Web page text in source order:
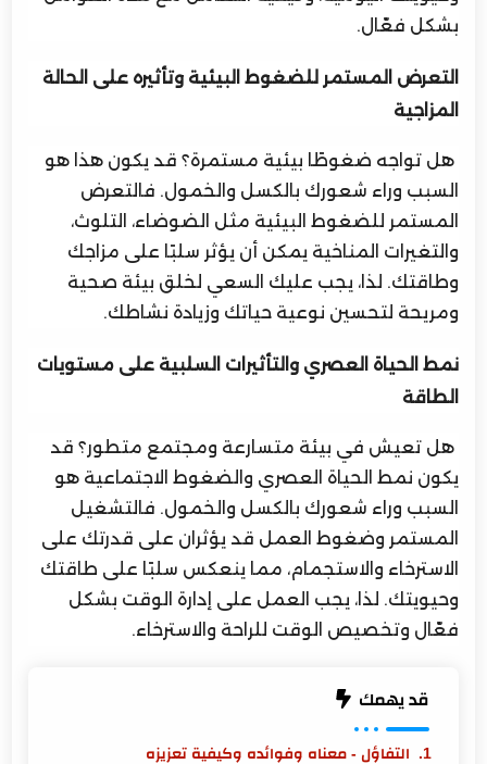
بشكل فعّال.
التعرض المستمر للضغوط البيئية وتأثيره على الحالة
المزاجية
هل تواجه ضغوطًا بيئية مستمرة؟ قد يكون هذا هو
السبب وراء شعورك بالكسل والخمول. فالتعرض
المستمر للضغوط البيئية مثل الضوضاء، التلوث،
والتغيرات المناخية يمكن أن يؤثر سلبًا على مزاجك
وطاقتك. لذا، يجب عليك السعي لخلق بيئة صحية
ومريحة لتحسين نوعية حياتك وزيادة نشاطك.
نمط الحياة العصري والتأثيرات السلبية على مستويات
الطاقة
هل تعيش في بيئة متسارعة ومجتمع متطور؟ قد
يكون نمط الحياة العصري والضغوط الاجتماعية هو
السبب وراء شعورك بالكسل والخمول. فالتشغيل
المستمر وضغوط العمل قد يؤثران على قدرتك على
الاسترخاء والاستجمام، مما ينعكس سلبًا على طاقتك
وحيويتك. لذا، يجب العمل على إدارة الوقت بشكل
فعّال وتخصيص الوقت للراحة والاسترخاء.
قد يهمك
التفاؤل - معناه وفوائده وكيفية تعزيزه